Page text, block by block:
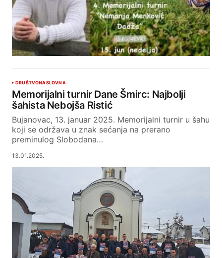
DRUŠTVONASLOVNA
Memorijalni turnir Dane Šmirc: Najbolji
šahista Nebojša Ristić
Bujanovac, 13. januar 2025. Memorijalni turnir u šahu
koji se održava u znak sećanja na prerano
preminulog Slobodana…
13.01.2025.